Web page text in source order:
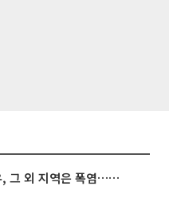
동해안은 시간당 80㎜ 폭우, 그 외 지역은 폭염…‘극과 극 날씨’